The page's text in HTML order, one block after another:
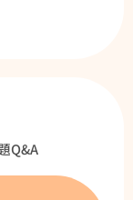
Q&A